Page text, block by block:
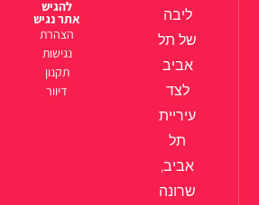
ליבה
של תל
אביב
לצד
עיריית
תל
אביב,
שרונה
להגיש
אתר נגיש
הצהרת
נגישות
תקנון
דיוור